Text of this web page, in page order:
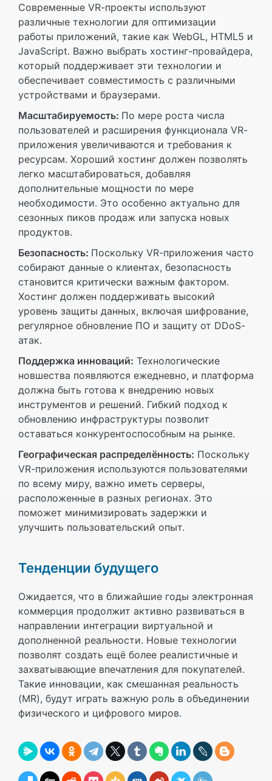
Современные VR-проекты используют
различные технологии для оптимизации
работы приложений, такие как WebGL, HTML5 и
JavaScript. Важно выбрать хостинг-провайдера,
который поддерживает эти технологии и
обеспечивает совместимость с различными
устройствами и браузерами.
Масштабируемость: По мере роста числа
пользователей и расширения функционала VR-
приложения увеличиваются и требования к
ресурсам. Хороший хостинг должен позволять
легко масштабироваться, добавляя
дополнительные мощности по мере
необходимости. Это особенно актуально для
сезонных пиков продаж или запуска новых
продуктов.
Безопасность: Поскольку VR-приложения часто
собирают данные о клиентах, безопасность
становится критически важным фактором.
Хостинг должен поддерживать высокий
уровень защиты данных, включая шифрование,
регулярное обновление ПО и защиту от DDoS-
атак.
Поддержка инноваций: Технологические
новшества появляются ежедневно, и платформа
должна быть готова к внедрению новых
инструментов и решений. Гибкий подход к
обновлению инфраструктуры позволит
оставаться конкурентоспособным на рынке.
Географическая распределённость: Поскольку
VR-приложения используются пользователями
по всему миру, важно иметь серверы,
расположенные в разных регионах. Это
поможет минимизировать задержки и
улучшить пользовательский опыт.
Тенденции будущего
Ожидается, что в ближайшие годы электронная
коммерция продолжит активно развиваться в
направлении интеграции виртуальной и
дополненной реальности. Новые технологии
позволят создать ещё более реалистичные и
захватывающие впечатления для покупателей.
Такие инновации, как смешанная реальность
(MR), будут играть важную роль в объединении
физического и цифрового миров.